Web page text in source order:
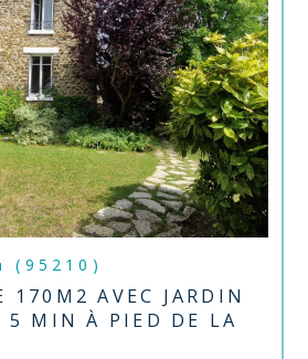
(95210)
170M2 AVEC JARDIN
5 MIN À PIED DE LA